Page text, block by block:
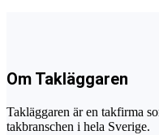
Om Takläggaren
Takläggaren är en takfirma
takbranschen i hela Sverige.